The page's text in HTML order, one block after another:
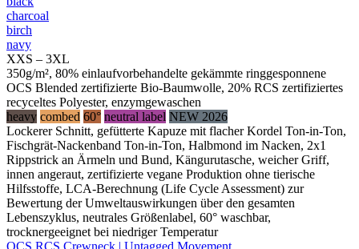
charcoal
birch
navy
XXS – 3XL
350g/m², 80% einlaufvorbehandelte gekämmte ringgesponnene
OCS Blended zertifizierte Bio-Baumwolle, 20% RCS zertifiziertes
recyceltes Polyester, enzymgewaschen
heavy combed 60° neutral label NEW 2026
Lockerer Schnitt, gefütterte Kapuze mit flacher Kordel Ton-in-Ton,
Fischgrät-Nackenband Ton-in-Ton, Halbmond im Nacken, 2x1
Rippstrick an Ärmeln und Bund, Kängurutasche, weicher Griff,
innen angeraut, zertifizierte vegane Produktion ohne tierische
Hilfsstoffe, LCA-Berechnung (Life Cycle Assessment) zur
Bewertung der Umweltauswirkungen über den gesamten
Lebenszyklus, neutrales Größenlabel, 60° waschbar,
trocknergeeignet bei niedriger Temperatur
OCS RCS Crewneck | Untagged Movement